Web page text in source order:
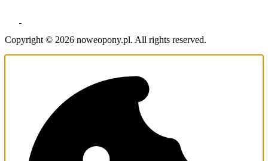
Copyright © 2026 noweopony.pl. All rights reserved.